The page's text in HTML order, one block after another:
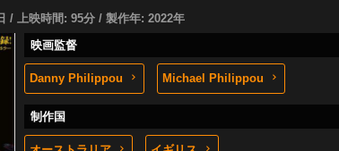
/ 上映時間: 95分 / 製作年: 2022年
映画監督
Danny Philippou Michael Philippou
制作国